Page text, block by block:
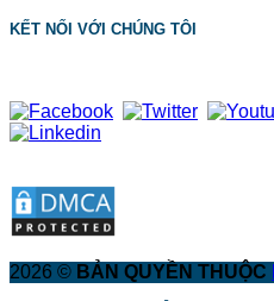
KẾT NỐI VỚI CHÚNG TÔI
2026 © BẢN QUYỀN THUỘC